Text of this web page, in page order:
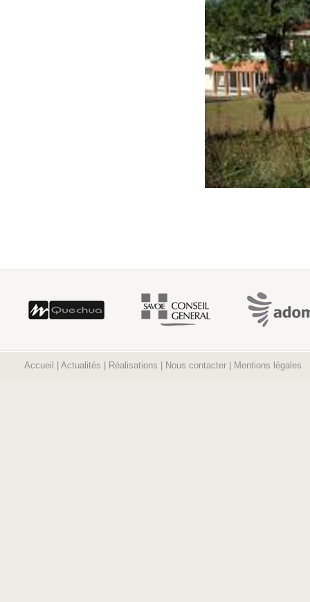
Accueil Actualités Réalisations Nous contacter Mentions légales